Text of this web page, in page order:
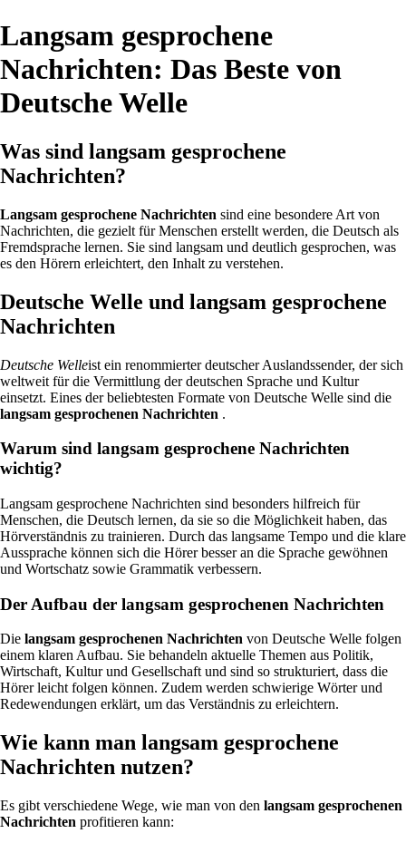
Langsam gesprochene
Nachrichten: Das Beste von
Deutsche Welle
Was sind langsam gesprochene
Nachrichten?
Langsam gesprochene Nachrichten sind eine besondere Art von
Nachrichten, die gezielt für Menschen erstellt werden, die Deutsch als
Fremdsprache lernen. Sie sind langsam und deutlich gesprochen, was
es den Hörern erleichtert, den Inhalt zu verstehen.
Deutsche Welle und langsam gesprochene
Nachrichten
Deutsche Welleist ein renommierter deutscher Auslandssender, der sich
weltweit für die Vermittlung der deutschen Sprache und Kultur
einsetzt. Eines der beliebtesten Formate von Deutsche Welle sind die
langsam gesprochenen Nachrichten .
Warum sind langsam gesprochene Nachrichten
wichtig?
Langsam gesprochene Nachrichten sind besonders hilfreich für
Menschen, die Deutsch lernen, da sie so die Möglichkeit haben, das
Hörverständnis zu trainieren. Durch das langsame Tempo und die klare
Aussprache können sich die Hörer besser an die Sprache gewöhnen
und Wortschatz sowie Grammatik verbessern.
Der Aufbau der langsam gesprochenen Nachrichten
Die langsam gesprochenen Nachrichten von Deutsche Welle folgen
einem klaren Aufbau. Sie behandeln aktuelle Themen aus Politik,
Wirtschaft, Kultur und Gesellschaft und sind so strukturiert, dass die
Hörer leicht folgen können. Zudem werden schwierige Wörter und
Redewendungen erklärt, um das Verständnis zu erleichtern.
Wie kann man langsam gesprochene
Nachrichten nutzen?
Es gibt verschiedene Wege, wie man von den langsam gesprochenen
Nachrichten profitieren kann: